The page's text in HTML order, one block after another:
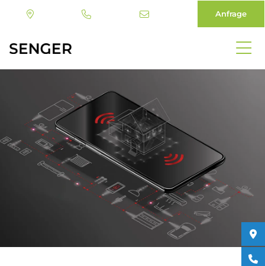
Anfrage